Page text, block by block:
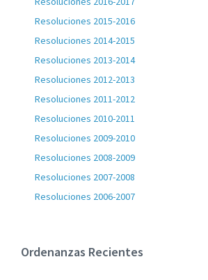
Resoluciones 2015-2016
Resoluciones 2014-2015
Resoluciones 2013-2014
Resoluciones 2012-2013
Resoluciones 2011-2012
Resoluciones 2010-2011
Resoluciones 2009-2010
Resoluciones 2008-2009
Resoluciones 2007-2008
Resoluciones 2006-2007
Ordenanzas Recientes